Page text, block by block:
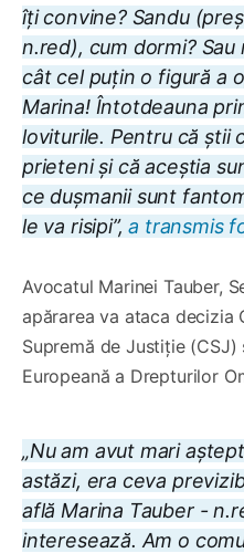
îți convine? Sandu
n.red), cum dormi?
cât cel puțin o figură a
Marina! Întotdeauna
loviturile. Pentru că știi
prieteni și că aceștia
ce dușmanii sunt
le va risipi”,a transmis
Avocatul Marinei Tauber,
apărarea va ataca decizia
Supremă de Justiție
Europeană a Drepturilor
„Nu am avut mari
astăzi, era ceva
află Marina Tauber -
interesează. Am o